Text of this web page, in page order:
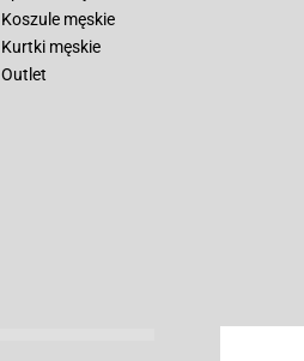
Koszule męskie
Kurtki męskie
Outlet